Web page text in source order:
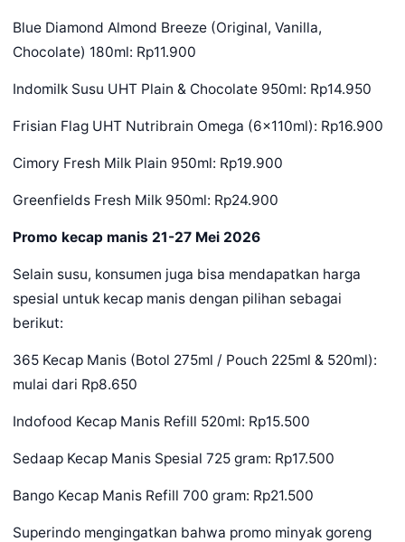
Blue Diamond Almond Breeze (Original, Vanilla,
Chocolate) 180ml: Rp11.900
Indomilk Susu UHT Plain & Chocolate 950ml: Rp14.950
Frisian Flag UHT Nutribrain Omega (6x110ml): Rp16.900
Cimory Fresh Milk Plain 950ml: Rp19.900
Greenfields Fresh Milk 950ml: Rp24.900
Promo kecap manis 21-27 Mei 2026
Selain susu, konsumen juga bisa mendapatkan harga
spesial untuk kecap manis dengan pilihan sebagai
berikut:
365 Kecap Manis (Botol 275ml / Pouch 225ml & 520ml):
mulai dari Rp8.650
Indofood Kecap Manis Refill 520ml: Rp15.500
Sedaap Kecap Manis Spesial 725 gram: Rp17.500
Bango Kecap Manis Refill 700 gram: Rp21.500
Superindo mengingatkan bahwa promo minyak goreng